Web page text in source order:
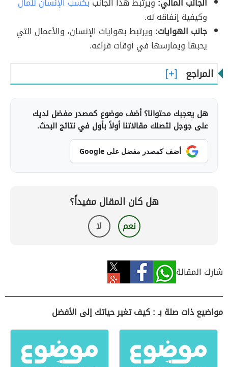
وكيفية إنفاقه له.
جانب الهوايات: ويرتبط بهوايات الإنسان، والأعمال التي
يحبها ويمارسها في أوقات فراغه.
المراجع
هل يعجبك محتوانا؟ أضف موضوع كمصدر مفضل لديك
على جوجل لتصلك مقالاتنا أولاً بأول في نتائج البحث.
أضف كمصدر مفضل على Google
هل كان المقال مفيداً؟
نعم لا
شارك المقالة
مواضيع ذات صلة بـ : كيف تغير حياتك إلى الأفضل